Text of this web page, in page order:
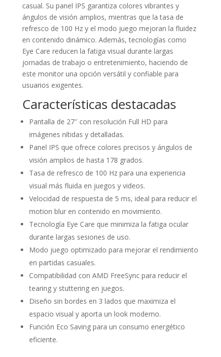
casual. Su panel IPS garantiza colores vibrantes y
ángulos de visión amplios, mientras que la tasa de
refresco de 100 Hz y el modo juego mejoran la fluidez
en contenido dinámico. Además, tecnologías como
Eye Care reducen la fatiga visual durante largas
jornadas de trabajo o entretenimiento, haciendo de
este monitor una opción versátil y confiable para
usuarios exigentes.
Características destacadas
Pantalla de 27″ con resolución Full HD para
imágenes nítidas y detalladas.
Panel IPS que ofrece colores precisos y ángulos de
visión amplios de hasta 178 grados.
Tasa de refresco de 100 Hz para una experiencia
visual más fluida en juegos y videos.
Velocidad de respuesta de 5 ms, ideal para reducir el
motion blur en contenido en movimiento.
Tecnología Eye Care que minimiza la fatiga ocular
durante largas sesiones de uso.
Modo juego optimizado para mejorar el rendimiento
en partidas casuales.
Compatibilidad con AMD FreeSync para reducir el
tearing y stuttering en juegos.
Diseño sin bordes en 3 lados que maximiza el
espacio visual y aporta un look moderno.
Función Eco Saving para un consumo energético
eficiente.